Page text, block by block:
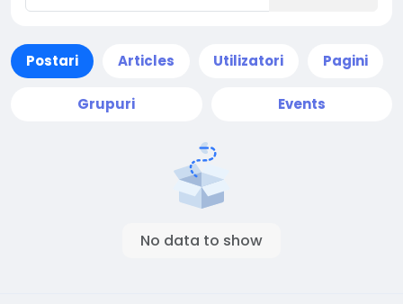
Postari Articles Utilizatori Pagini
Grupuri Events
No data to show